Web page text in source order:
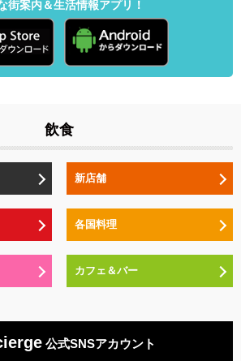
街案内＆生活情報アプリ！
飲食
新店舗
各国料理
カフェ＆バー
公式SNSアカウント